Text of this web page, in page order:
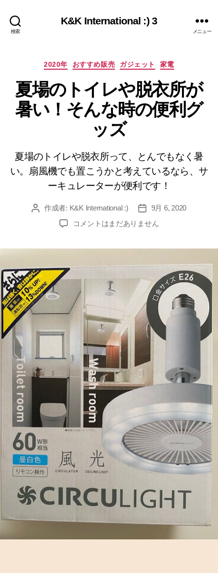
検索
K&K International :) 3
メニュー
カ
リ
ー
2020年 おすすめ販売 ガジェット 家電
夏場のトイレや脱衣所が
暑い！そんな時の便利グ
ッズ
夏場のトイレや脱衣所って、とんでもなく暑
い。扇風機でも置こうかと考えているなら、サ
ーキュレーターが便利です！
投 作成者: K&K International :)
投
日
9月 6, 2020
夏
イ
脱
衣
！
便
ズ
の
コメントはまだありません